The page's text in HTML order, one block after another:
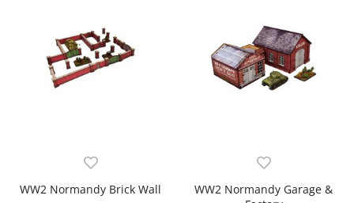
WW2 Normandy Brick Wall
WW2 Normandy Garage &